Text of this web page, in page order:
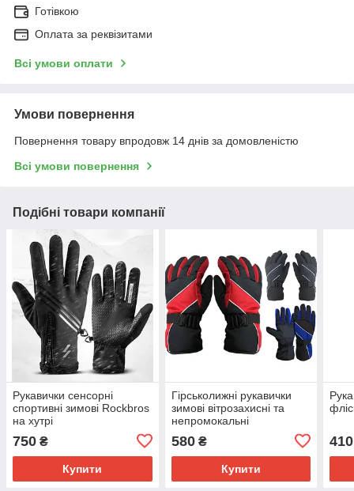
Готівкою
Оплата за реквізитами
Всі умови оплати
Умови повернення
Повернення товару впродовж 14 днів за домовленістю
Всі умови повернення
Подібні товари компанії
Рукавички сенсорні
спортивні зимові Rockbros
на хутрі
750 ₴
Купити
Гірськолижні рукавички
зимові вітрозахисні та
непромокальні
580₴
Купити
410